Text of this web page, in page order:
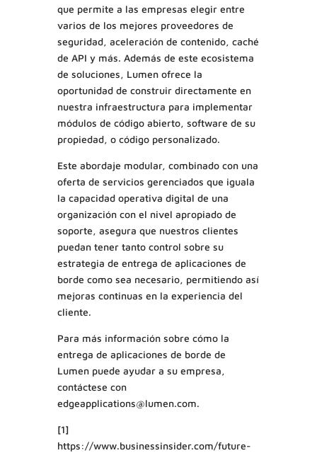
que permite a las empresas elegir entre
varios de los mejores proveedores de
seguridad, aceleración de contenido, caché
de API y más. Además de este ecosistema
de soluciones, Lumen ofrece la
oportunidad de construir directamente en
nuestra infraestructura para implementar
módulos de código abierto, software de su
propiedad, o código personalizado.
Este abordaje modular, combinado con una
oferta de servicios gerenciados que iguala
la capacidad operativa digital de una
organización con el nivel apropiado de
soporte, asegura que nuestros clientes
puedan tener tanto control sobre su
estrategia de entrega de aplicaciones de
borde como sea necesario, permitiendo así
mejoras continuas en la experiencia del
cliente.
Para más información sobre cómo la
entrega de aplicaciones de borde de
Lumen puede ayudar a su empresa,
contáctese con
edgeapplications@lumen.com.
[1]
https://www.businessinsider.com/future-